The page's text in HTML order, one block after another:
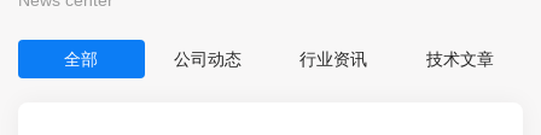
全部 公司动态 行业资讯 技术文章